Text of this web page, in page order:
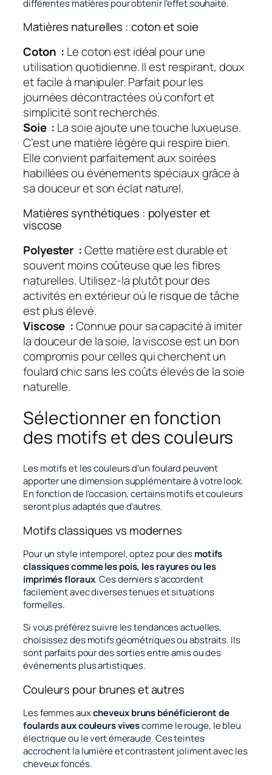
différentes matières pour obtenir l’effet souhaité.
Matières naturelles : coton et soie
Coton : Le coton est idéal pour une
utilisation quotidienne. Il est respirant, doux
et facile à manipuler. Parfait pour les
journées décontractées où confort et
simplicité sont recherchés.
Soie : La soie ajoute une touche luxueuse.
C’est une matière légère qui respire bien.
Elle convient parfaitement aux soirées
habillées ou événements spéciaux grâce à
sa douceur et son éclat naturel.
Matières synthétiques : polyester et
viscose
Polyester :Cette matière est durable et
souvent moins coûteuse que les fibres
naturelles. Utilisez-la plutôt pour des
activités en extérieur où le risque de tâche
est plus élevé.
Viscose :Connue pour sa capacité à imiter
la douceur de la soie, la viscose est un bon
compromis pour celles qui cherchent un
foulard chic sans les coûts élevés de la soie
naturelle.
Sélectionner en fonction
des motifs et des couleurs
Les motifs et les couleurs d’un foulard peuvent
apporter une dimension supplémentaire à votre look.
En fonction de l’occasion, certains motifs et couleurs
seront plus adaptés que d’autres.
Motifs classiques vs modernes
Pour un style intemporel, optez pour desmotifs
classiques comme les pois, les rayures ou les
imprimés floraux. Ces derniers s’accordent
facilement avec diverses tenues et situations
formelles.
Si vous préférez suivre les tendances actuelles,
choisissez des motifs géométriques ou abstraits. Ils
sont parfaits pour des sorties entre amis ou des
événements plus artistiques.
Couleurs pour brunes et autres
Les femmes auxcheveux bruns bénéficieront de
foulards aux couleurs vivescomme le rouge, le bleu
électrique ou le vert émeraude. Ces teintes
accrochent la lumière et contrastent joliment avec les
cheveux foncés.